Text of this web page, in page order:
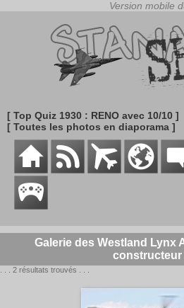
[ Top Quiz 1930 : RENO avec 10/10 ]
[ Toutes les photos en diaporama ]
Galerie des Westland Lynx
constructeur
. . . 2 résultats trouvés . . .